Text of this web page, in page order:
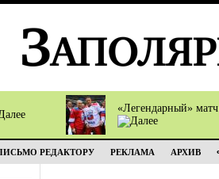
«Легендарный»
РЕДАКТОРУ РЕКЛАМА АРХИВ